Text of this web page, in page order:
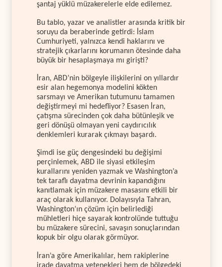
şantaj yüklü müzakerelerle elde edilemez.
Bu tablo, yazar ve analistler arasında kritik bir
soruyu da beraberinde getirdi: İslam
Cumhuriyeti, yalnızca kendi haklarını ve
stratejik çıkarlarını korumanın ötesinde daha
büyük bir hesaplaşmaya mı girişti?
İran, ABD’nin bölgeyle ilişkilerini on yıllardır
esir alan hegemonya modelini kökten
sarsmayı ve Amerikan tutumunu tamamen
değiştirmeyi mi hedefliyor? Esasen İran,
çatışma sürecinden çok daha bütünleşik ve
geri dönüşü olmayan yeni caydırıcılık
denklemleri kurarak çıkmayı başardı.
Şimdi ise güç dengesindeki bu değişimi
perçinlemek, ABD ile siyasi etkileşim
kurallarını yeniden yazmak ve Washington’a
tek taraflı dayatma devrinin kapandığını
kanıtlamak için müzakere masasını etkili bir
araç olarak kullanıyor. Dolayısıyla Tahran,
Washington’ın çözüm için belirlediği
mühletleri hiçe sayarak kontrolünde tuttuğu
bu müzakere sürecini, savaşın sonuçlarından
kopuk bir olgu olarak görmüyor.
İran’a göre Amerikalılar, hem rakiplerine
irade dayatma yetenekleri hem de bölgedeki